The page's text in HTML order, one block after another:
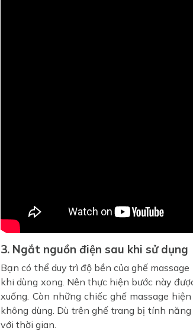
3. Ngắt nguồn điện sau khi sử dụng
Bạn có thể duy trì độ bền của ghế
khi dùng xong. Nên thực hiện bước này
xuống. Còn những chiếc ghế massage
không dùng. Dù trên ghế trang bị tính
với thời gian.